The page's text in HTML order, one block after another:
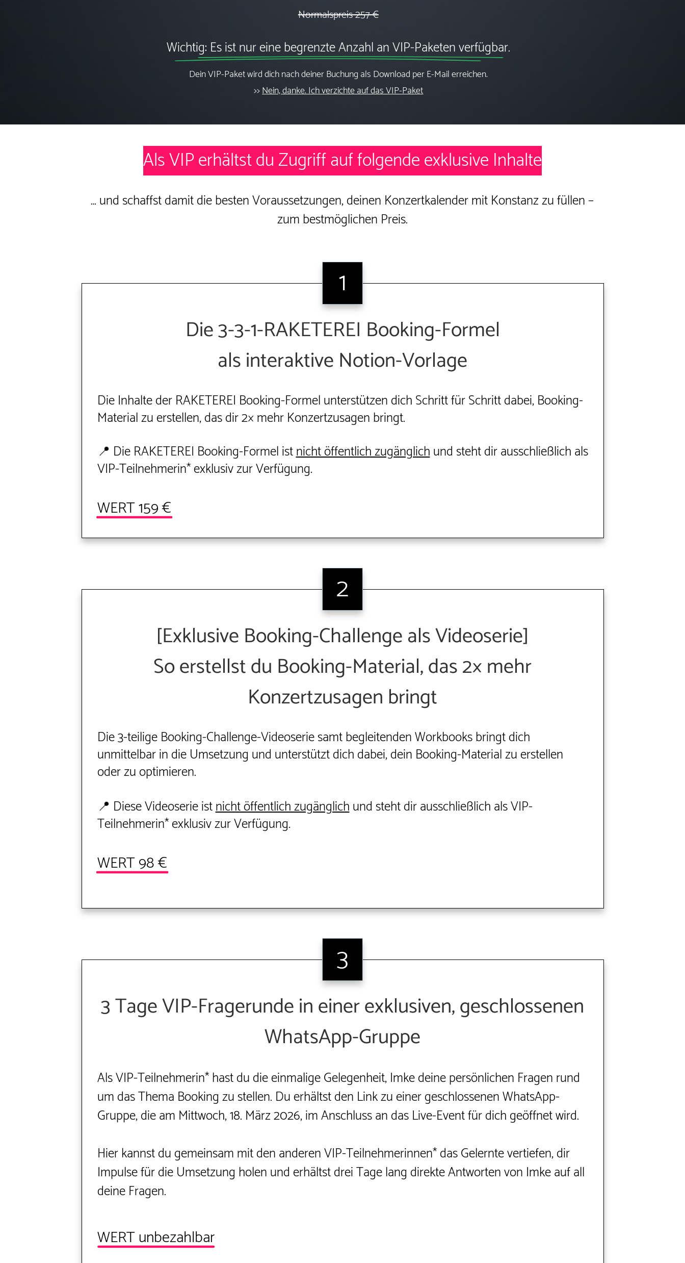
Normalspreis 257 €
Wichtig: Es ist nur eine begrenzte Anzahl an VIP-Paketen verfügbar.
Dein VIP-Paket wird dich nach deiner Buchung als Download per E-Mail erreichen.
>>Nein, danke. Ich verzichte auf das VIP-Paket
Als VIP erhältst du Zugriff auf folgende exklusive Inhalte
… und schaffst damit die besten Voraussetzungen, deinen Konzertkalender mit Konstanz zu füllen –
zum bestmöglichen Preis.
1
Die 3-3-1-RAKETEREI Booking-Formel
als interaktive Notion-Vorlage
Die Inhalte der RAKETEREI Booking-Formel unterstützen dich Schritt für Schritt dabei, Booking-
Material zu erstellen, das dir 2× mehr Konzertzusagen bringt.
📍 Die RAKETEREI Booking-Formel istnicht öffentlich zugänglichund steht dir ausschließlich als
VIP-Teilnehmerin* exklusiv zur Verfügung.
WERT 159 €
2
[Exklusive Booking-Challenge als Videoserie]
So erstellst du Booking-Material, das 2× mehr
Konzertzusagen bringt
Die 3-teilige Booking-Challenge-Videoserie samt begleitenden Workbooks bringt dich
unmittelbar in die Umsetzung und unterstützt dich dabei, dein Booking-Material zu erstellen
oder zu optimieren.
📍 Diese Videoserie istnicht öffentlich zugänglichund steht dirausschließlich als VIP-
Teilnehmerin* exklusivzur Verfügung.
WERT 98 €
3
3 Tage VIP-Fragerunde in einer exklusiven, geschlossenen
WhatsApp-Gruppe
Als VIP-Teilnehmerin* hast du die einmalige Gelegenheit, Imke deine persönlichen Fragen rund
um das Thema Booking zu stellen. Du erhältst den Link zu einer geschlossenen WhatsApp-
Gruppe, die am Mittwoch, 18. März 2026, im Anschluss an das Live-Event für dich geöffnet wird.
Hier kannst du gemeinsam mit den anderen VIP-Teilnehmerinnen* das Gelernte vertiefen, dir
Impulse für die Umsetzung holen und erhältst drei Tage lang direkte Antworten von Imke auf all
deine Fragen.
WERT unbezahlbar